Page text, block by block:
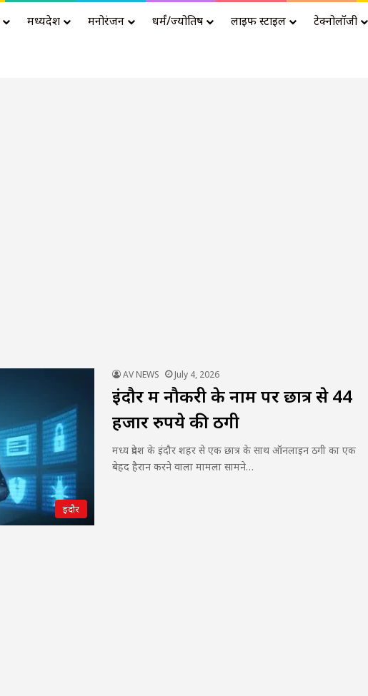
मध्यप्रदेश मनोरंजन धर्मं/ज्योतिष लाइफ स्टाइल टेक्नोलॉजी
इंदौर
AV NEWS July 4, 2026
इंदौर में नौकरी के नाम पर छात्र से 44
हजार रुपये की ठगी
मध्य प्रदेश के इंदौर शहर से एक छात्र के साथ ऑनलाइन ठगी का एक
बेहद हैरान करने वाला मामला सामने…